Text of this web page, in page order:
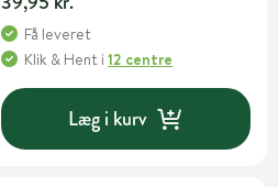
Få leveret
Klik & Hent i12 centre
Læg i kurv